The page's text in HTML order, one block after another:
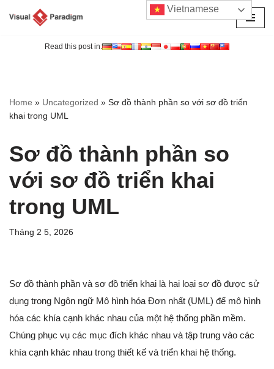
Read this post in:
Home » Uncategorized » Sơ đồ thành phần so với sơ đồ triển
khai trong UML
Sơ đồ thành phần so
với sơ đồ triển khai
trong UML
Tháng 2 5, 2026
Sơ đồ thành phần và sơ đồ triển khai là hai loại sơ đồ được sử
dụng trong Ngôn ngữ Mô hình hóa Đơn nhất (UML) để mô hình
hóa các khía cạnh khác nhau của một hệ thống phần mềm.
Chúng phục vụ các mục đích khác nhau và tập trung vào các
khía cạnh khác nhau trong thiết kế và triển khai hệ thống.
Vietnamese